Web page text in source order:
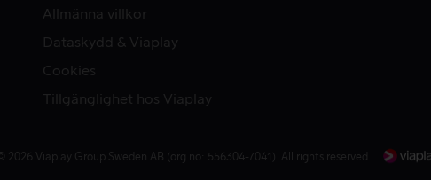
Allmänna villkor
Dataskydd & Viaplay
Cookies
Tillgänglighet hos Viaplay
© 2026 Viaplay Group Sweden AB (org.no: 556304-7041). All rights reserved.